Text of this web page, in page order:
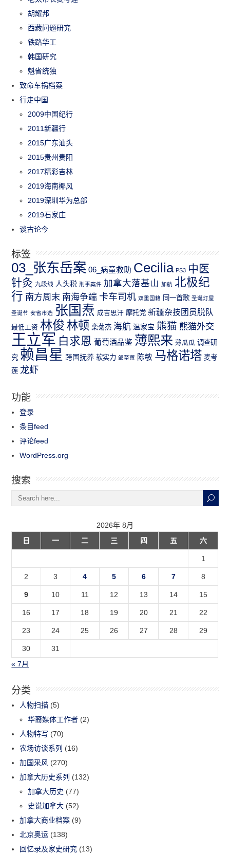
胡耀邦
西藏问题研究
铁路华工
韩国研究
魁省统独
致命车祸档案
行走中国
2009中国纪行
2011新疆行
2015广东汕头
2015贵州贵阳
2017精彩吉林
2019海南椰风
2019深圳华为总部
2019石家庄
谈古论今
标签
03_张东岳案 06_病童救助 Cecilia PS3 中医
针灸 九段线 人头税 刑事案件 加拿大落基山 加航 北极纪
行 南方周末 南海争端 卡车司机 双重国籍 同一首歌 圣诞灯屋
圣诞节 安省市选 张国焘 成吉思汗 摩托党 新疆杂技团员脱队
最低工资 林俊 林顿 栾菊杰 海航 温家宝 熊猫 熊猫外交
王立军 白求恩 葡萄酒品鉴 薄熙来 薄瓜瓜 调查研
究 赖昌星 跨国抚养 软实力 邹至蕙 陈敏 马格诺塔 麦考
莲 龙虾
功能
登录
条目feed
评论feed
WordPress.org
搜索
2026年 8月
日
一 二 三 四 五 六
1
2 3 4 5 6 7 8
9 10 11 12 13 14 15
16 17 18 19 20 21 22
23 24 25 26 27 28 29
30
31
« 7月
分类
人物扫描 (5)
华裔媒体工作者 (2)
人物特写 (70)
农场访谈系列 (16)
加国采风 (270)
加拿大历史系列 (132)
加拿大历史 (77)
史说加拿大 (52)
加拿大商业档案 (9)
北京奥运 (138)
回忆录及家史研究 (13)